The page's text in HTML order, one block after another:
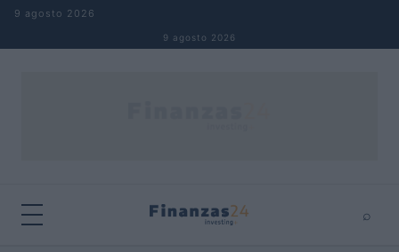
Saltar al contenido
9 agosto 2026
9 agosto 2026
⌕